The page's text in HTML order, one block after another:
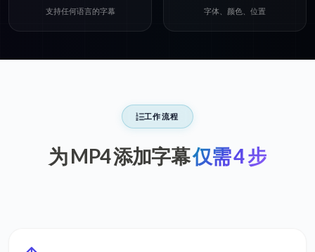
支持任何语言的字幕 字体、颜色、位置
工作流程
为 MP4 添加字幕仅需 4 步